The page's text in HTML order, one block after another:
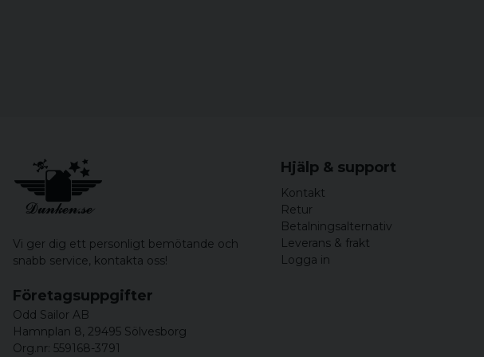
Vi ger dig ett personligt bemötande och
snabb service, kontakta oss!
Hjälp & support
Kontakt
Retur
Betalningsalternativ
Leverans & frakt
Logga in
Företagsuppgifter
Odd Sailor AB
Hamnplan 8, 29495 Sölvesborg
Org.nr: 559168-3791